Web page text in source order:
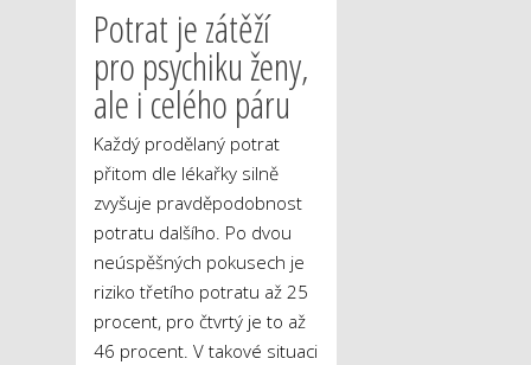
Potrat je zátěží
pro psychiku ženy,
ale i celého páru
Každý prodělaný potrat
přitom dle lékařky silně
zvyšuje pravděpodobnost
potratu dalšího. Po dvou
neúspěšných pokusech je
riziko třetího potratu až 25
procent, pro čtvrtý je to až
46 procent. V takové situaci